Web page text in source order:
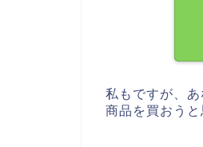
私もですが、
商品を買おう